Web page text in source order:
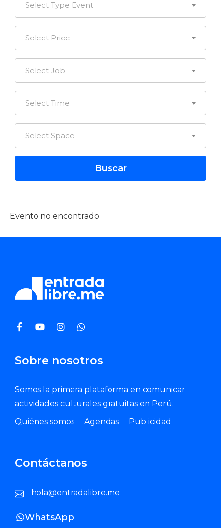
Select Type Event
Select Price
Select Job
Select Time
Select Space
Evento no encontrado
Sobre nosotros
Somos la primera plataforma en comunicar
actividades culturales gratuitas en Perú.
Quiénes somos
Agendas Publicidad
Contáctanos
hola@entradalibre.me
WhatsApp